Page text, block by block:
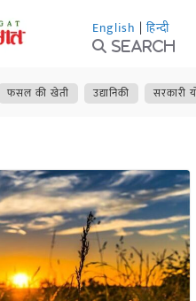
English | हिन्दी
Search
फसल की खेती उद्यानिकी सरकारी